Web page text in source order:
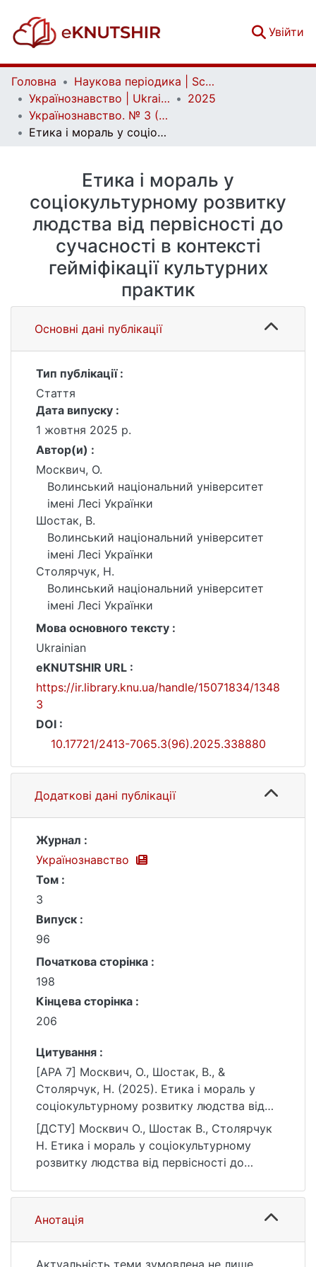
Увійти
Головна
Наукова періодика | Scientific periodicals
Українознавство | Ukrainian Studies
2025
Українознавство. № 3 (96)
Етика і мораль у соціокультурному розвитку людства від первісності до сучасності в контексті гейміфікації культурних практик
Етика і мораль у
соціокультурному розвитку
людства від первісності до
сучасності в контексті
гейміфікації культурних
практик
Основні дані публікації
Тип публікації :
Стаття
Дата випуску :
1 жовтня 2025 р.
Автор(и) :
Москвич, О.
Волинський національний університет
імені Лесі Українки
Шостак, В.
Волинський національний університет
імені Лесі Українки
Столярчук, Н.
Волинський національний університет
імені Лесі Українки
Мова основного тексту :
Ukrainian
eKNUTSHIR URL :
https://ir.library.knu.ua/handle/15071834/1348
3
DOI :
10.17721/2413-7065.3(96).2025.338880
Додаткові дані публікації
Журнал :
Українознавство
Том :
3
Випуск :
96
Початкова сторінка :
198
Кінцева сторінка :
206
Цитування :
[APA 7] Москвич, О., Шостак, В., &
Столярчук, Н. (2025). Етика і мораль у
соціокультурному розвитку людства від
первісності до сучасності в контексті
гейміфікації культурних практик.
Українознавство, 3(96), 198–206.
https://doi.org/10.17721/2413-
7065.3(96).2025.338880
[ДСТУ] Москвич О., Шостак В., Столярчук
Н. Етика і мораль у соціокультурному
розвитку людства від первісності до
культурних практик. Українознавство.
2025. Т. 3, № 96. С. 198—206. DOI:
10.17721/2413-7065.3(96).2025.338880
Анотація
Актуальність теми зумовлена не лише